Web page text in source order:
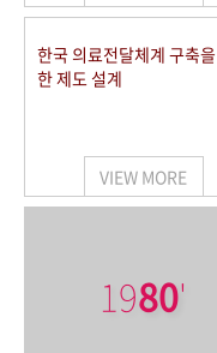
한국 의료전달체계 구축
한 제도 설계
VIEW MORE
1980'